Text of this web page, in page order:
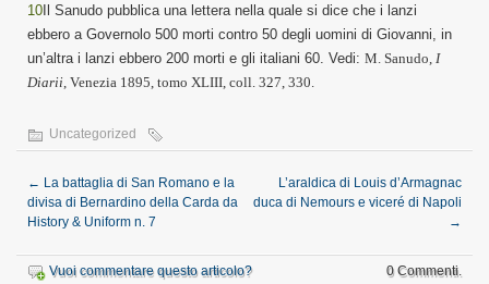
10Il Sanudo pubblica una lettera nella quale si dice che i lanzi
ebbero a Governolo 500 morti contro 50 degli uomini di Giovanni, in
un’altra i lanzi ebbero 200 morti e gli italiani 60. Vedi: M. Sanudo, I
Diarii , Venezia 1895, tomo XLIII, coll 327, 330.
Uncategorized
← La battaglia di San Romano e la
divisa di Bernardino della Carda da
History & Uniform n. 7
L’araldica di Louis d’Armagnac
duca di Nemours e viceré di Napoli
→
Vuoi commentare questo articolo? 0 Commenti.